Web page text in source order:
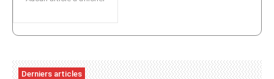
Derniers articles